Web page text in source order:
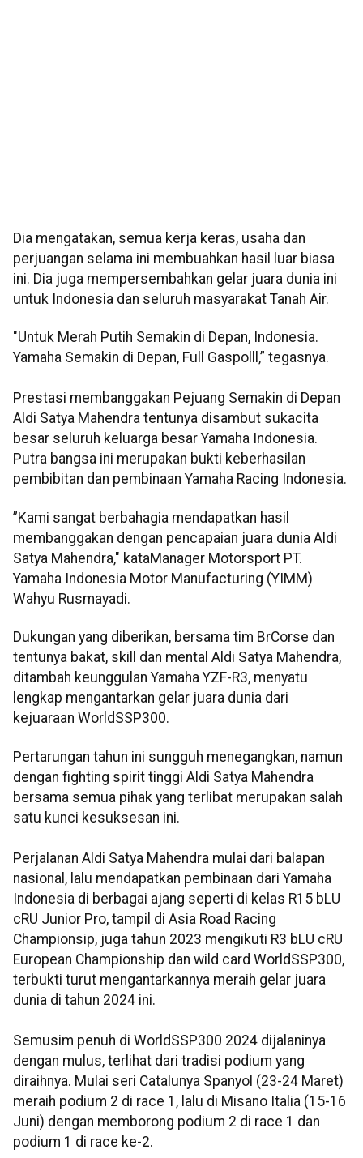
Dia mengatakan, semua kerja keras, usaha dan
perjuangan selama ini membuahkan hasil luar biasa
ini. Dia juga mempersembahkan gelar juara dunia ini
untuk Indonesia dan seluruh masyarakat Tanah Air.
"Untuk Merah Putih Semakin di Depan, Indonesia.
Yamaha Semakin di Depan, Full Gaspolll,” tegasnya.
Prestasi membanggakan Pejuang Semakin di Depan
Aldi Satya Mahendra tentunya disambut sukacita
besar seluruh keluarga besar Yamaha Indonesia.
Putra bangsa ini merupakan bukti keberhasilan
pembibitan dan pembinaan Yamaha Racing Indonesia.
”Kami sangat berbahagia mendapatkan hasil
membanggakan dengan pencapaian juara dunia Aldi
Satya Mahendra," kataManager Motorsport PT.
Yamaha Indonesia Motor Manufacturing (YIMM)
Wahyu Rusmayadi.
Dukungan yang diberikan, bersama tim BrCorse dan
tentunya bakat, skill dan mental Aldi Satya Mahendra,
ditambah keunggulan Yamaha YZF-R3, menyatu
lengkap mengantarkan gelar juara dunia dari
kejuaraan WorldSSP300.
Pertarungan tahun ini sungguh menegangkan, namun
dengan fighting spirit tinggi Aldi Satya Mahendra
bersama semua pihak yang terlibat merupakan salah
satu kunci kesuksesan ini.
Perjalanan Aldi Satya Mahendra mulai dari balapan
nasional, lalu mendapatkan pembinaan dari Yamaha
Indonesia di berbagai ajang seperti di kelas R15 bLU
cRU Junior Pro, tampil di Asia Road Racing
Championsip, juga tahun 2023 mengikuti R3 bLU cRU
European Championship dan wild card WorldSSP300,
terbukti turut mengantarkannya meraih gelar juara
dunia di tahun 2024 ini.
Semusim penuh di WorldSSP300 2024 dijalaninya
dengan mulus, terlihat dari tradisi podium yang
diraihnya. Mulai seri Catalunya Spanyol (23-24 Maret)
meraih podium 2 di race 1, lalu di Misano Italia (15-16
Juni) dengan memborong podium 2 di race 1 dan
podium 1 di race ke-2.